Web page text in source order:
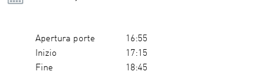
Apertura porte
16:55
Inizio
17:15
Fine
18:45